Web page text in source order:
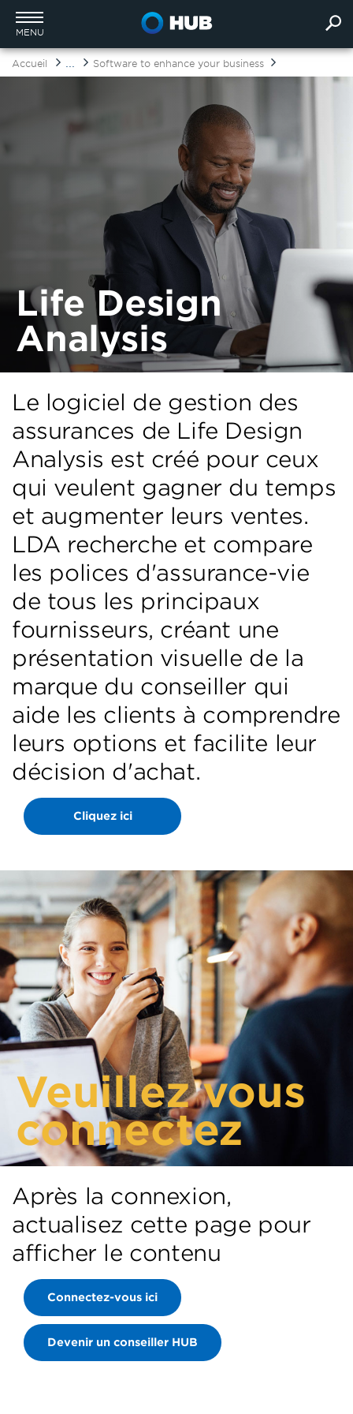
MENU
Accueil ... Software to enhance your business
Life Design
Analysis
Le logiciel de gestion des
assurances de Life Design
Analysis est créé pour ceux
qui veulent gagner du temps
et augmenter leurs ventes.
LDA recherche et compare
les polices d'assurance-vie
de tous les principaux
fournisseurs, créant une
présentation visuelle de la
marque du conseiller qui
aide les clients à comprendre
leurs options et facilite leur
décision d'achat.
Cliquez ici
Veuillez vous
connectez
Après la connexion,
actualisez cette page pour
afficher le contenu
Connectez-vous ici
Devenir un conseiller HUB